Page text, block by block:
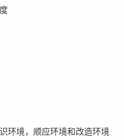
环境，顺应环境和改造环境